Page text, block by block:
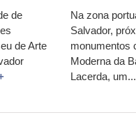
de
de Arte
Na zona
Salvador,
monumentos
Moderna da
Lacerda, um...